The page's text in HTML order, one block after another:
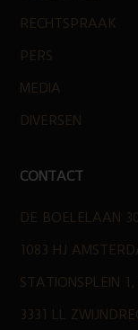
RECHTSPRAAK
PERS
MEDIA
DIVERSEN
CONTACT
DE BOELELAAN
1083 HJ
STATIONSPLEIN
3331 LL